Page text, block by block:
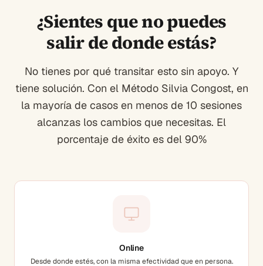
¿Sientes que no puedes
salir de donde estás?
No tienes por qué transitar esto sin apoyo. Y
tiene solución. Con el Método Silvia Congost, en
la mayoría de casos en menos de 10 sesiones
alcanzas los cambios que necesitas. El
porcentaje de éxito es del 90%
Online
Desde donde estés, con la misma efectividad que en persona.